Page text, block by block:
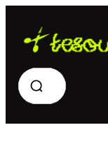
para
conteúdo
Pesquisar